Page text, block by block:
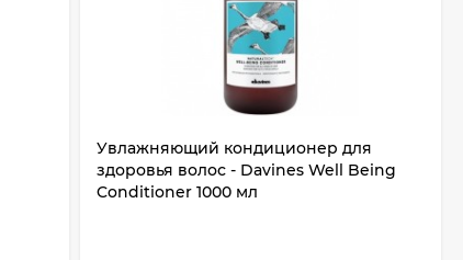
Увлажняющий кондиционер для
здоровья волос - Davines Well Being
Conditioner 1000 мл